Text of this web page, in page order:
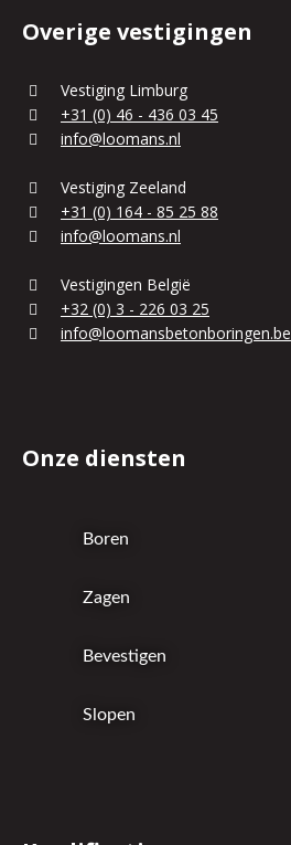
Overige vestigingen
Vestiging Limburg
+31 (0) 46 - 436 03 45
info@loomans.nl
Vestiging Zeeland
+31 (0) 164 - 85 25 88
info@loomans.nl
Vestigingen België
+32 (0) 3 - 226 03 25
info@loomansbetonboringen.be
Onze diensten
Boren
Zagen
Bevestigen
Slopen